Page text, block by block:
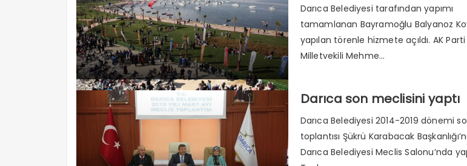
Darıca Belediyesi tarafından yapımı
tamamlanan Bayramoğlu Balyanoz
yapılan törenle hizmete açıldı. AK
Milletvekili Mehme...
Darıca son meclisini yaptı
Darıca Belediyesi 2014-2019 dönemi
toplantısı Şükrü Karabacak
Darıca Belediyesi Meclis Salonu’nda